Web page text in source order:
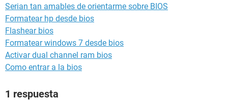
Serian tan amables de orientarme sobre BIOS
Formatear hp desde bios
Flashear bios
Formatear windows 7 desde bios
Activar dual channel ram bios
Como entrar a la bios
1 respuesta